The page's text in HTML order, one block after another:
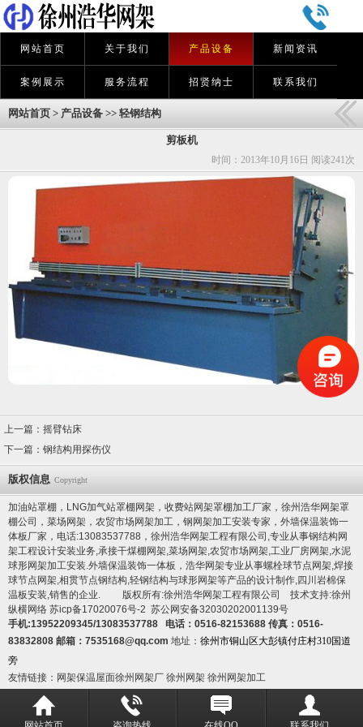
网站首页 关于我们 产品设备 新闻资讯
案例展示 服务流程 招贤纳士 联系我们
网站首页 > 产品设备 >> 轻钢结构
剪板机
时间：2013年10月16日 阅读241次
上一篇： 摇臂钻床
下一篇： 钢结构用探伤仪
版权信息 Copyright
加油站罩棚，LNG加气站罩棚网架，收费站网架罩棚加工厂家，徐州浩华网架罩
棚公司，菜场网架，农贸市场网架加工，钢网架加工安装专家， 外墙保温装饰一
体板厂家 ，电话:13083537788，徐州浩华网架工程有限公司,专业从事钢结构网
架工程设计安装业务,承接干煤棚网架,菜场网架,农贸市场网架,工业厂房网架,水泥
球形网架加工安装. 外墙保温装饰一体板 ，浩华网架专业从事螺栓球节点网架,焊接
球节点网架,相贯节点钢结构,轻钢结构与球形网架等产品的设计制作, 四川岩棉保
温板安装,销售的企业. 版权所有:徐州浩华网架工程有限公司 技术支持:徐州
纵横网络 苏icp备17020076号-2 苏公网安备32030202001139号
手机:13952209345/13083537788 电话：0516-82153688 传真：0516-
83832808 邮箱：7535168@qq.com 地址： 徐州市铜山区大彭镇付庄村310国道
旁
友情链接： 网架保温屋面徐州网架厂 徐州网架 徐州网架加工